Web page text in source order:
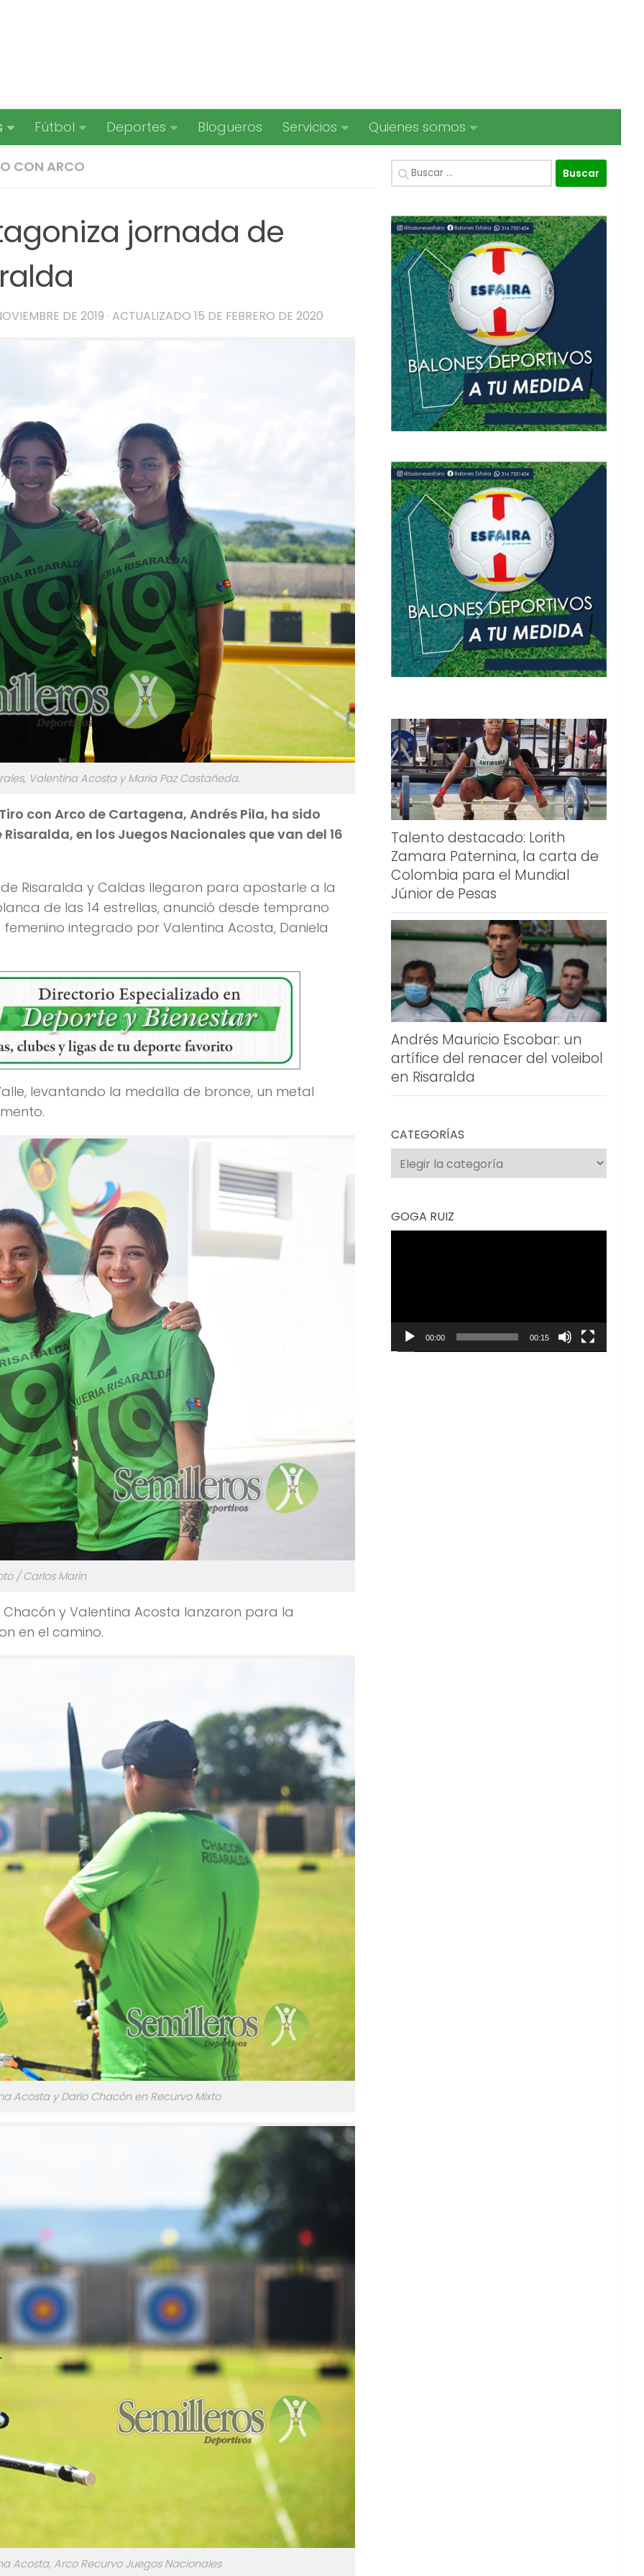
Fútbol Deportes Blogueros Servicios Quienes somos
CON ARCO
jornada de
DE 2019 · ACTUALIZADO 15 DE FEBRERO DE 2020
Valentina Acosta y María Paz Castañeda.
con Arco de Cartagena, Andrés Pila, ha sido
en los Juegos Nacionales que van del 16
Risaralda y Caldas llegaron para apostarle a la
de las 14 estrellas, anunció desde temprano
integrado por Valentina Acosta, Daniela
levantando la medalla de bronce, un metal
/ Carlos Marín
Chacón y Valentina Acosta lanzaron para la
en el camino.
Acosta y Darío Chacón en Recurvo Mixto
Acosta, Arco Recurvo Juegos Nacionales
Buscar:
Talento destacado: Lorith
Zamara Paternina, la carta de
Colombia para el Mundial
Júnior de Pesas
Andrés Mauricio Escobar: un
artífice del renacer del voleibol
en Risaralda
CATEGORÍAS
Categorías
GOGA RUIZ
00:00 00:15